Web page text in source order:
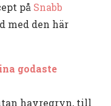
på Snabb
med den här
godaste
havregryn, till